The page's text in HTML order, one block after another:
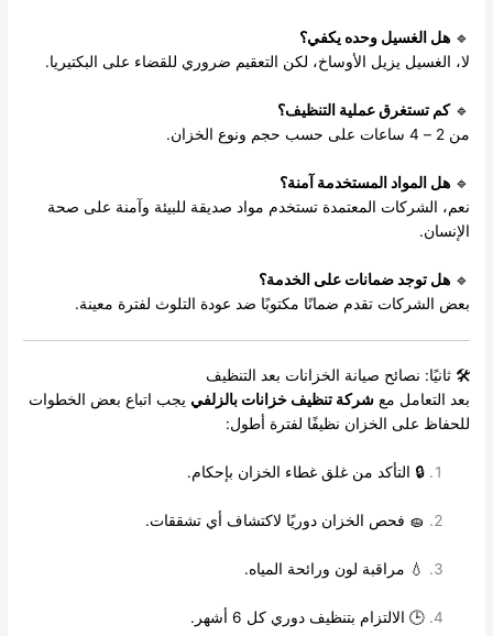
🔹هل الغسيل وحده يكفي؟
لا، الغسيل يزيل الأوساخ، لكن التعقيم ضروري للقضاء على البكتيريا.
🔹كم تستغرق عملية التنظيف؟
من 2 – 4 ساعات على حسب حجم ونوع الخزان.
🔹هل المواد المستخدمة آمنة؟
نعم، الشركات المعتمدة تستخدم مواد صديقة للبيئة وآمنة على صحة
الإنسان.
🔹هل توجد ضمانات على الخدمة؟
بعض الشركات تقدم ضمانًا مكتوبًا ضد عودة التلوث لفترة معينة.
🛠️ ثانيًا: نصائح صيانة الخزانات بعد التنظيف
بعد التعامل معشركة تنظيف خزانات بالزلفي يجب اتباع بعض الخطوات
للحفاظ على الخزان نظيفًا لفترة أطول:
🔒 التأكد من غلق غطاء الخزان بإحكام.
🧽 فحص الخزان دوريًا لاكتشاف أي تشققات.
💧 مراقبة لون ورائحة المياه.
🕒 الالتزام بتنظيف دوري كل 6 أشهر.